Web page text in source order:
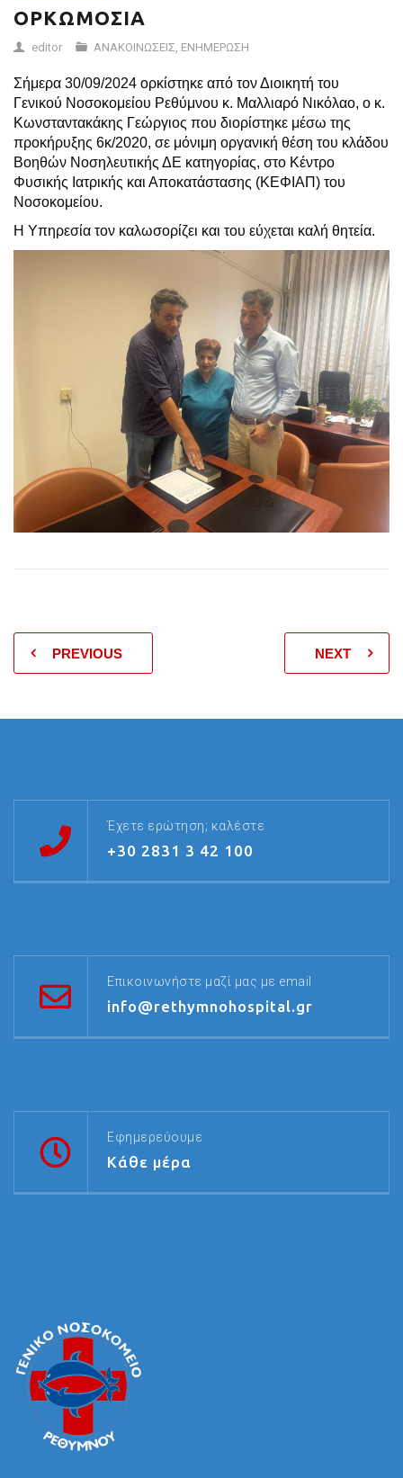
ΟΡΚΩΜΟΣΙΑ
editor ΑΝΑΚΟΙΝΩΣΕΙΣ, ΕΝΗΜΕΡΩΣΗ
Σήμερα 30/09/2024 ορκίστηκε από τον Διοικητή του
Γενικού Νοσοκομείου Ρεθύμνου κ. Μαλλιαρό Νικόλαο, o κ.
Kωνσταντακάκης Γεώργιος που διορίστηκε μέσω της
προκήρυξης 6κ/2020, σε μόνιμη οργανική θέση του κλάδου
Βοηθών Νοσηλευτικής ΔΕ κατηγορίας, στο Κέντρο
Φυσικής Ιατρικής και Αποκατάστασης (ΚΕΦΙΑΠ) του
Νοσοκομείου.
Η Υπηρεσία τον καλωσορίζει και του εύχεται καλή θητεία.
PREVIOUS NEXT
Έχετε ερώτηση; καλέστε
+30 2831 3 42 100
Επικοινωνήστε μαζί μας με email
info@rethymnohospital.gr
Εφημερεύουμε
Κάθε μέρα